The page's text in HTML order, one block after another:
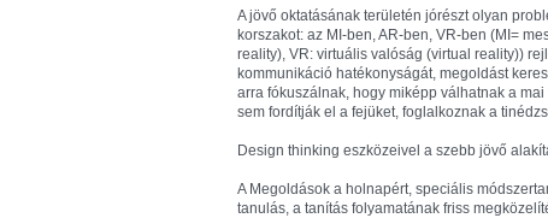
A jövő oktatásának területén jórészt olyan
korszakot: az MI-ben, AR-ben, VR-ben (MI=
reality), VR: virtuális valóság (virtual reality))
kommunikáció hatékonyságát, megoldást
arra fókuszálnak, hogy miképp válhatnak a
sem fordítják el a fejüket, foglalkoznak a
Design thinking eszközeivel a szebb jövő
A Megoldások a holnapért, speciális
tanulás, a tanítás folyamatának friss